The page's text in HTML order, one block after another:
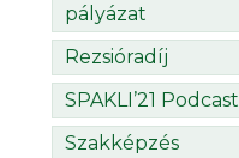
pályázat
Rezsióradíj
SPAKLI’21 Podcast
Szakképzés